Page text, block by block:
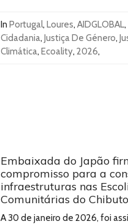
In Portugal, Loures, AIDGLOBAL,
Cidadania, Justiça De Género,
Climática, Ecoality, 2026,
Embaixada do Japão
compromisso para a
infraestruturas nas
Comunitárias do Chibuto
A 30 de janeiro de 2026, foi